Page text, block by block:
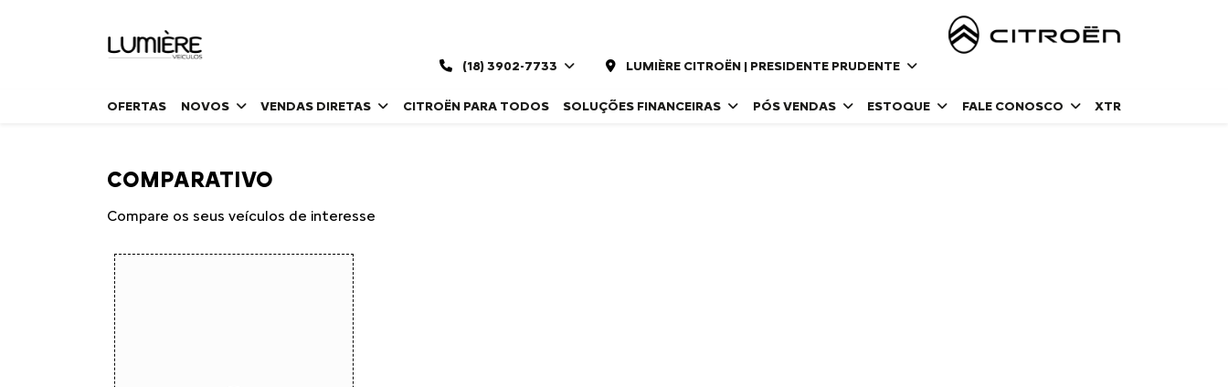
(18) 3902-7733 LUMIÈRE CITROËN | PRESIDENTE PRUDENTE
OFERTAS NOVOS VENDAS DIRETAS CITROËN PARA TODOS SOLUÇÕES FINANCEIRAS PÓS VENDAS ESTOQUE FALE CONOSCO XTR
COMPARATIVO
Compare os seus veículos de interesse